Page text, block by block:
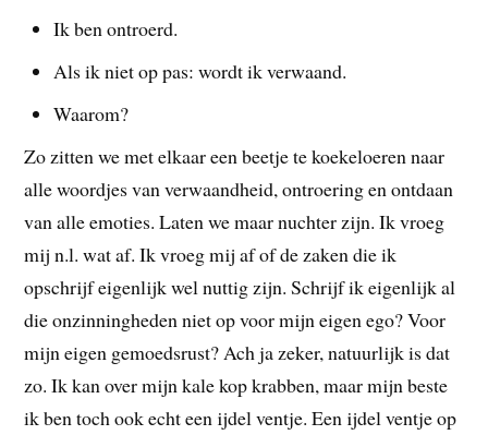
Ik ben ontroerd.
Als ik niet op pas: wordt ik verwaand.
Waarom?
Zo zitten we met elkaar een beetje te koekeloeren naar
alle woordjes van verwaandheid, ontroering en ontdaan
van alle emoties. Laten we maar nuchter zijn. Ik vroeg
mij n.l. wat af. Ik vroeg mij af of de zaken die ik
opschrijf eigenlijk wel nuttig zijn. Schrijf ik eigenlijk al
die onzinningheden niet op voor mijn eigen ego? Voor
mijn eigen gemoedsrust? Ach ja zeker, natuurlijk is dat
zo. Ik kan over mijn kale kop krabben, maar mijn beste
ik ben toch ook echt een ijdel ventje. Een ijdel ventje op